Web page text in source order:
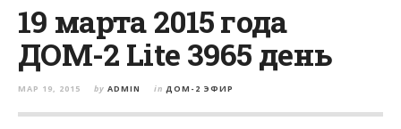
19 марта 2015 года
ДОМ-2 Lite 3965 день
МАР 19, 2015 by ADMIN in ДОМ-2 ЭФИР